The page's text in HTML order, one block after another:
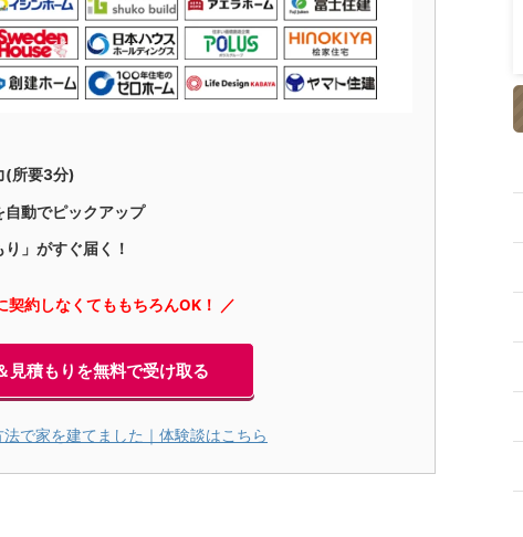
(所要3分)
動でピックアップ
」がすぐ届く！
契約しなくてももちろんOK！ ／
見積もりを無料で受け取る
で家を建てました｜体験談はこちら